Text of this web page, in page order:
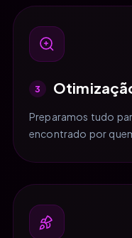
3
Preparamos tudo
encontrado por